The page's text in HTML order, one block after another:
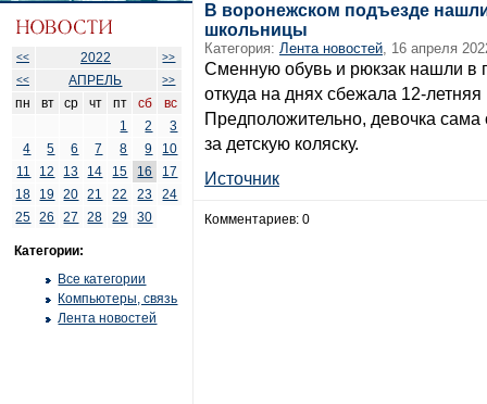
<< 2022
>>
<<
АПРЕЛЬ >>
пн вт ср чт пт сб
вс
1
2
3
4
5 6 7 8 9
10
11
12 13 14 15 16
17
18
19 20 21 22 23
24
25
26 27 28 29 30
Категории:
Все категории
Компьютеры, связь
Лента новостей
В воронежском подъезде
школьницы
Категория: Лента новостей, 16 апреля
Сменную обувь и рюкзак нашли в
откуда на днях сбежала 12-
Предположительно, девочка
за детскую коляску.
Источник
Комментариев: 0